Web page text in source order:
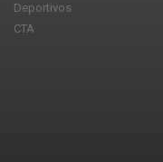
Deportivos
CTA